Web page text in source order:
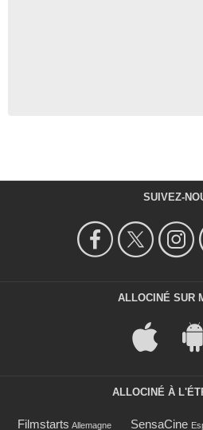
SUIVEZ-
ALLOCINÉ SUR
ALLOCINÉ À
Filmstarts Allemagne SensaCine